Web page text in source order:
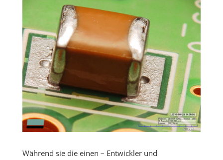
Während sie die einen – Entwickler und